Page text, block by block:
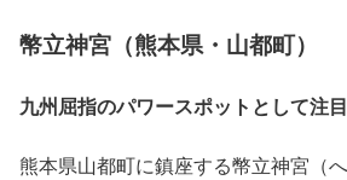
幣立神宮（熊本県・山都町）
九州屈指のパワースポットとして注
熊本県山都町に鎮座する幣立神宮（